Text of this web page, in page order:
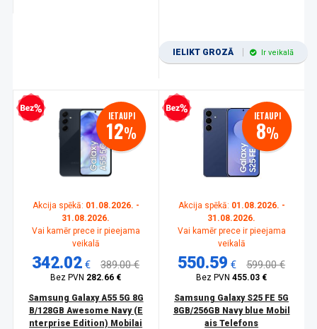
IELIKT GROZĀ Ir veikalā
kredīts IETAUPI
12%
Akcija spēkā: 01.08.2026. -
31.08.2026.
Vai kamēr prece ir pieejama
veikalā
342.02 € 389.00 €
Bez PVN 282.66 €
Samsung Galaxy A55 5G 8G
B/128GB Awesome Navy (E
nterprise Edition) Mobilai
Bezprocentu kredīts IETAUPI
8%
Akcija spēkā: 01.08.2026. -
31.08.2026.
Vai kamēr prece ir pieejama
veikalā
550.59 € 599.00 €
Bez PVN455.03 €
Samsung Galaxy S25 FE 5G
8GB/256GB Navy blue Mobil
ais Telefons